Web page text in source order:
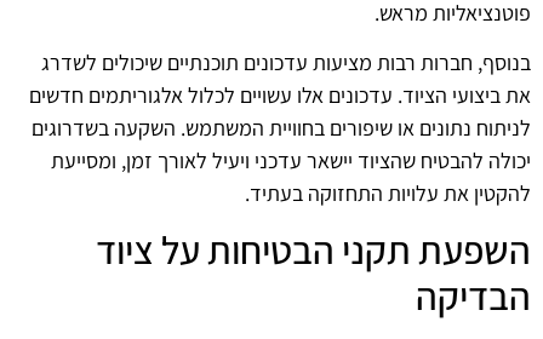
פוטנציאליות מראש.
בנוסף, חברות רבות מציעות עדכונים תוכנתיים שיכולים לשדרג
את ביצועי הציוד. עדכונים אלו עשויים לכלול אלגוריתמים חדשים
לניתוח נתונים או שיפורים בחוויית המשתמש. השקעה בשדרוגים
יכולה להבטיח שהציוד יישאר עדכני ויעיל לאורך זמן, ומסייעת
להקטין את עלויות התחזוקה בעתיד.
השפעת תקני הבטיחות על ציוד
הבדיקה